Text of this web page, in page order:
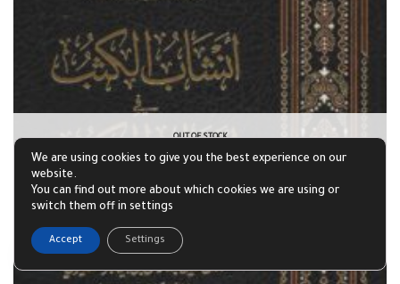
OUT OF STOCK
We are using cookies to give you the best experience on our
website.
You can find out more about which cookies we are using or
switch them off in settings
Accept Settings
Open
1